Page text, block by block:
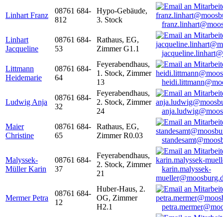
Linhart Franz
08761 684-
812
Hypo-Gebäude,
3. Stock
Linhart
Jacqueline
08761 684-
53
Rathaus, EG,
Zimmer G1.1
Littmann
Heidemarie
08761 684-
64
Feyerabendhaus,
1. Stock, Zimmer
13
Ludwig Anja
08761 684-
32
Feyerabendhaus,
2. Stock, Zimmer
24
Maier
Christine
08761 684-
65
Rathaus, EG,
Zimmer R0.03
Malyssek-
Müller Karin
08761 684-
37
Feyerabendhaus,
2. Stock, Zimmer
21
karin.malyssek-
Mermer Petra
08761 684-
12
Huber-Haus, 2.
OG, Zimmer
H2.1